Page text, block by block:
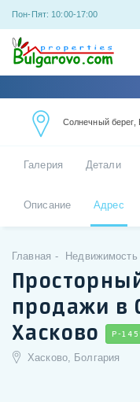
Пон-Пят: 10:00-17:00
Солнечный берег,
Галерия Детали
Описание Адрес
Главная Недвижимость
продажи в
Хасково
P-
Хасково, Болгария